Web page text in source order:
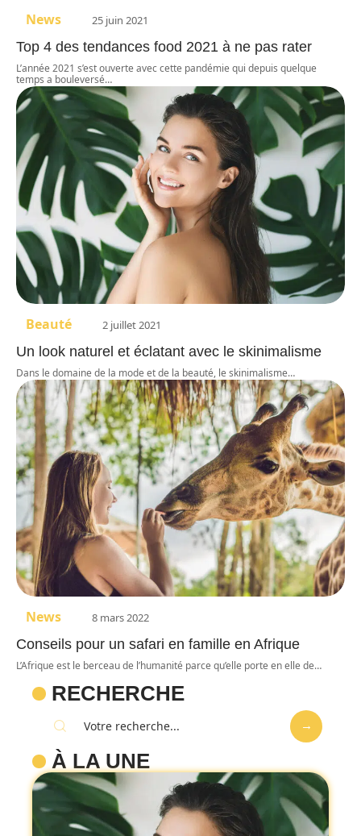
News 25 juin 2021
Top 4 des tendances food 2021 à ne pas rater
L’année 2021 s’est ouverte avec cette pandémie qui depuis quelque
temps a bouleversé…
Beauté 2 juillet 2021
Un look naturel et éclatant avec le skinimalisme
Dans le domaine de la mode et de la beauté, le skinimalisme…
News 8 mars 2022
Conseils pour un safari en famille en Afrique
L’Afrique est le berceau de l’humanité parce qu’elle porte en elle de…
RECHERCHE
À LA UNE